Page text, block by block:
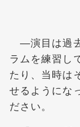
―演目は過
ラムを練習し
たり、当時は
せるようにな
ださい。